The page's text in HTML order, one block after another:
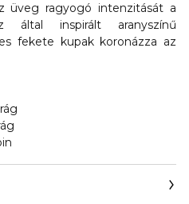
üveg ragyogó intenzitását a
által inspirált aranyszínű
fekete kupak koronázza az